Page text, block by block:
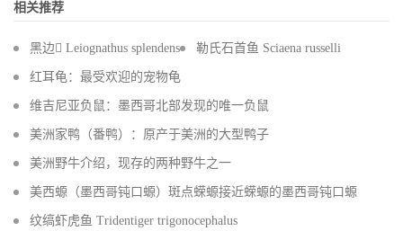
相关推荐
黑边 Leiognathus splendens 勒氏石首鱼 Sciaena russelli
红耳龟：最受欢迎的宠物龟
维吉尼亚负鼠：墨西哥北部发现的唯一负鼠
美洲家鸭（番鸭）：原产于美洲的大型鸭子
美洲野牛介绍，现存的两种野牛之一
美西螈（墨西哥钝口螈）斑点蝾螈接近蝾螈的墨西哥钝口螈
纹缟虾虎鱼 Tridentiger trigonocephalus